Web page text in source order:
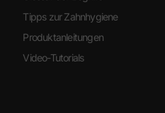
Tipps zur Zahnhygiene
Produktanleitungen
Video-Tutorials